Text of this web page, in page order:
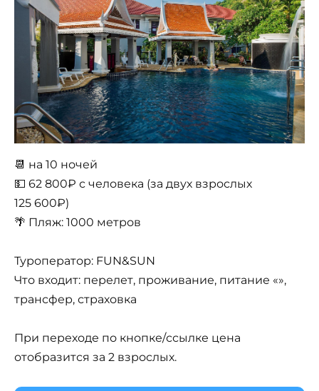
📆 на 10 ночей
💵 62 800₽ с человека (за двух взрослых
125 600₽)
🌴 Пляж: 1000 метров
Туроператор: FUN&SUN
Что входит: перелет, проживание, питание «»,
трансфер, страховка
При переходе по кнопке/ссылке цена
отобразится за 2 взрослых.